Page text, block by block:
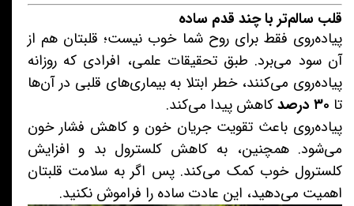
قلب سالم‌تر با چند قدم ساده
پیاده‌روی فقط برای روح شما خوب نیست؛ قلبتان هم از
آن سود می‌برد. طبق تحقیقات علمی، افرادی که روزانه
پیاده‌روی می‌کنند، خطر ابتلا به بیماری‌های قلبی در آن‌ها
تا ۳۰ درصد
کاهش پیدا می‌کند.
پیاده‌روی باعث تقویت جریان خون و کاهش فشار خون
می‌شود. همچنین، به کاهش کلسترول بد و افزایش
کلسترول خوب کمک می‌کند. پس اگر به سلامت قلبتان
اهمیت می‌دهید، این عادت ساده را فراموش نکنید.